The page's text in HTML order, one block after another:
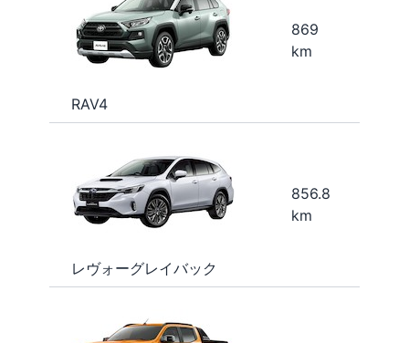
RAV4
869
km
レヴォーグレイバック
856.8
km